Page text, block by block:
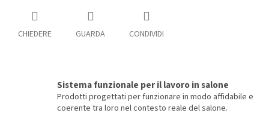
CHIEDERE GUARDA CONDIVIDI
Sistema funzionale per il lavoro in salone
Prodotti progettati per funzionare in modo affidabile e
coerente tra loro nel contesto reale del salone.